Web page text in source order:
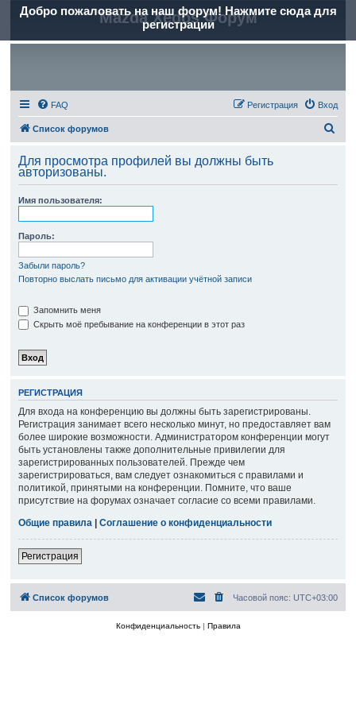
Добро пожаловать на наш форум! Нажмите сюда для
регистрации
Mazda Xedos Форум
FAQ Вход
Регистрация
Список форумов
с
Для просмотра профилей вы должны быть
авторизованы.
Имя пользователя:
Пароль:
Забыли пароль?
Повторно выслать письмо для активации учётной записи
Запомнить меня
Скрыть моё пребывание на конференции в этот раз
РЕГИСТРАЦИЯ
Для входа на конференцию вы должны быть зарегистрированы.
Регистрация занимает всего несколько минут, но предоставляет вам
более широкие возможности. Администратором конференции могут
быть установлены также дополнительные привилегии для
зарегистрированных пользователей. Прежде чем
зарегистрироваться, вам следует ознакомиться с правилами и
политикой, принятыми на конференции. Помните, что ваше
присутствие на форумах означает согласие со всеми правилами.
Общие правила |Соглашение о конфиденциальности
Регистрация
Список форумов Часовой пояс: UTC+03:00
Конфиденциальность| Правила